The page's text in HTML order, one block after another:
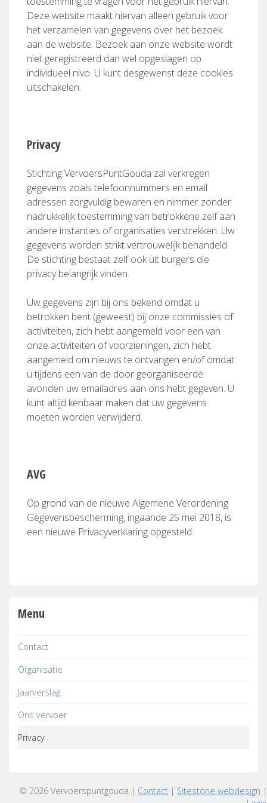
Deze website maakt hiervan alleen gebruik voor
het verzamelen van gegevens over het bezoek
aan de website. Bezoek aan onze website wordt
niet geregistreerd dan wel opgeslagen op
individueel nivo. U kunt desgewenst deze cookies
uitschakelen.
Privacy
Stichting VervoersPuntGouda zal verkregen
gegevens zoals telefoonnummers en email
adressen zorgvuldig bewaren en nimmer zonder
nadrukkelijk toestemming van betrokkene zelf aan
andere instanties of organisaties verstrekken. Uw
gegevens worden strikt vertrouwelijk behandeld.
De stichting bestaat zelf ook uit burgers die
privacy belangrijk vinden.
Uw gegevens zijn bij ons bekend omdat u
betrokken bent (geweest) bij onze commissies of
activiteiten, zich hebt aangemeld voor een van
onze activiteiten of voorzieningen, zich hebt
aangemeld om nieuws te ontvangen en/of omdat
u tijdens een van de door georganiseerde
avonden uw emailadres aan ons hebt gegeven. U
kunt altijd kenbaar maken dat uw gegevens
moeten worden verwijderd.
AVG
Op grond van de nieuwe Algemene Verordening
Gegevensbescherming, ingaande 25 mei 2018, is
een nieuwe Privacyverklaring opgesteld.
Menu
Contact
Organisatie
Jaarverslag
Ons vervoer
Privacy
© 2026 Vervoerspuntgouda | Contact | Sitestone webdesign |